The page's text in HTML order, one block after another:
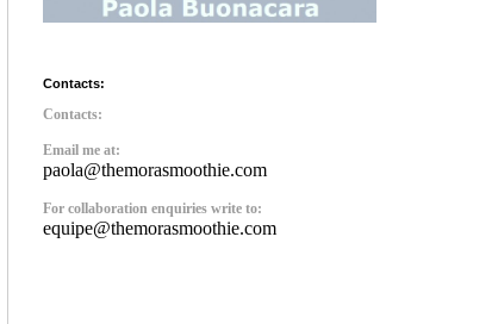
Contacts:
Contacts:
Email me at:
paola@themorasmoothie.com
For collaboration enquiries write to:
equipe@themorasmoothie.com